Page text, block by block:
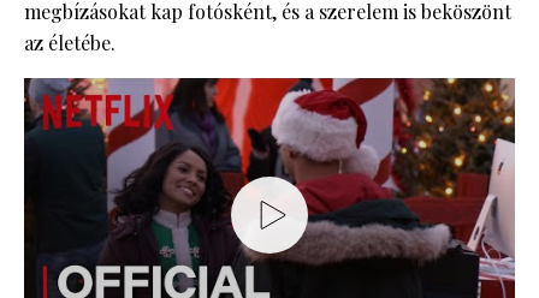
megbízásokat kap fotósként, és a szerelem is beköszönt
az életébe.